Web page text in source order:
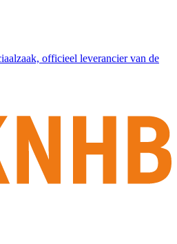
officieel leverancier van de